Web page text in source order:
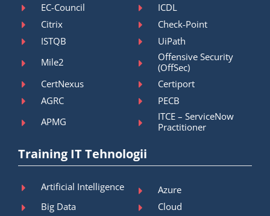
EC-Council
ICDL
Citrix
Check-Point
ISTQB
UiPath
Mile2
Offensive Security
(OffSec)
CertNexus
Certiport
AGRC
PECB
APMG
ITCE – ServiceNow
Practitioner
Training IT Tehnologii
Artificial Intelligence
Azure
Big Data
Cloud